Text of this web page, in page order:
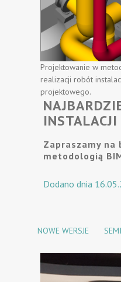
Projektowanie w
realizacji robót
projektowego.
Zapraszamy
metodologią
Dodano dnia
NOWE WERSJE